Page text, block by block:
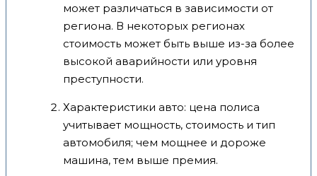
может различаться в зависимости от
региона. В некоторых регионах
стоимость может быть выше из-за более
высокой аварийности или уровня
преступности.
Характеристики авто: цена полиса
учитывает мощность, стоимость и тип
автомобиля; чем мощнее и дороже
машина, тем выше премия.